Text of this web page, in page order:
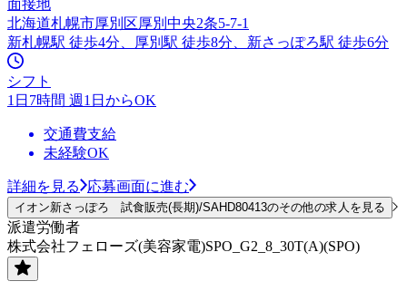
面接地
北海道札幌市厚別区厚別中央2条5-7-1
新札幌駅 徒歩4分、厚別駅 徒歩8分、新さっぽろ駅 徒歩6分
シフト
1日7時間 週1日からOK
交通費支給
未経験OK
詳細を見る 応募画面に進む
イオン新さっぽろ 試食販売(長期)/SAHD80413のその他の求人を見る
派遣労働者
株式会社フェローズ(美容家電)SPO_G2_8_30T(A)(SPO)